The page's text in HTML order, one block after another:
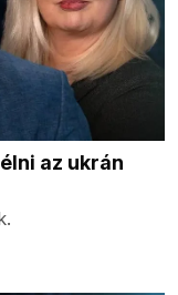
az ukrán